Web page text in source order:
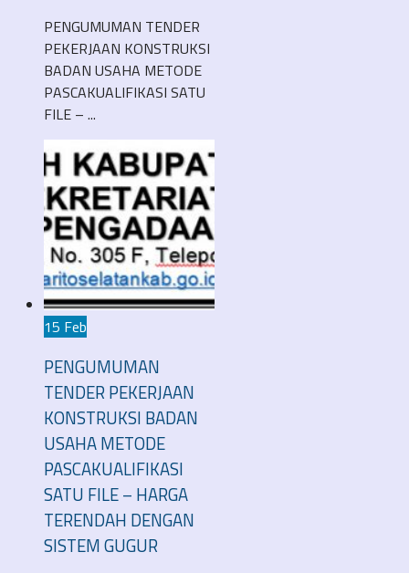
PENGUMUMAN TENDER
PEKERJAAN KONSTRUKSI
BADAN USAHA METODE
PASCAKUALIFIKASI SATU
FILE – ...
15 Feb
PENGUMUMAN
TENDER PEKERJAAN
KONSTRUKSI BADAN
USAHA METODE
PASCAKUALIFIKASI
SATU FILE – HARGA
TERENDAH DENGAN
SISTEM GUGUR